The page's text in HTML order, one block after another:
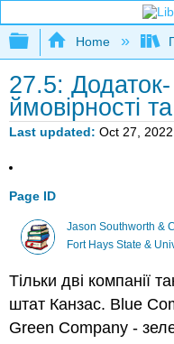
Expand/
Home
27.5: Додаток-
ймовірності
Last updated Oct 27, 2022
Page ID
Jason Southworth &
Fort Hays State &
Тільки дві компанії
штат Канзас. Blue
Green Company -